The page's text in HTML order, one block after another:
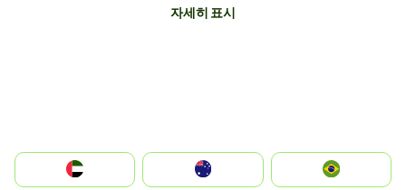
자세히 표시
الإمارات العربية المتحدة